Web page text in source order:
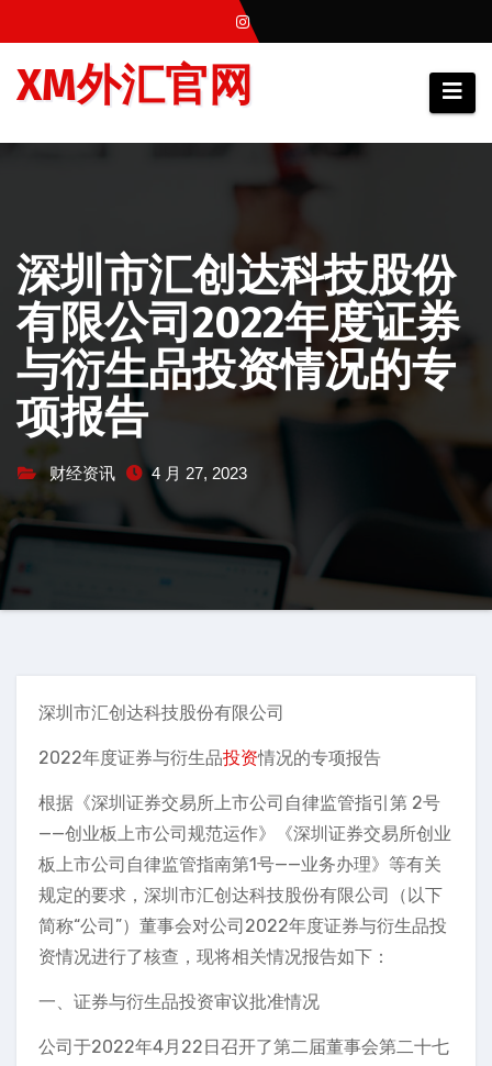
至
XM外汇官网
深圳市汇创达科技股份
有限公司2022年度证券
与衍生品投资情况的专
项报告
财经资讯 4 月 27, 2023
深圳市汇创达科技股份有限公司
2022年度证券与衍生品投资情况的专项报告
根据《深圳证券交易所上市公司自律监管指引第 2号
——创业板上市公司规范运作》《深圳证券交易所创业
板上市公司自律监管指南第1号——业务办理》等有关
规定的要求，深圳市汇创达科技股份有限公司（以下
简称“公司”）董事会对公司2022年度证券与衍生品投
资情况进行了核查，现将相关情况报告如下：
一、证券与衍生品投资审议批准情况
公司于2022年4月22日召开了第二届董事会第二十七